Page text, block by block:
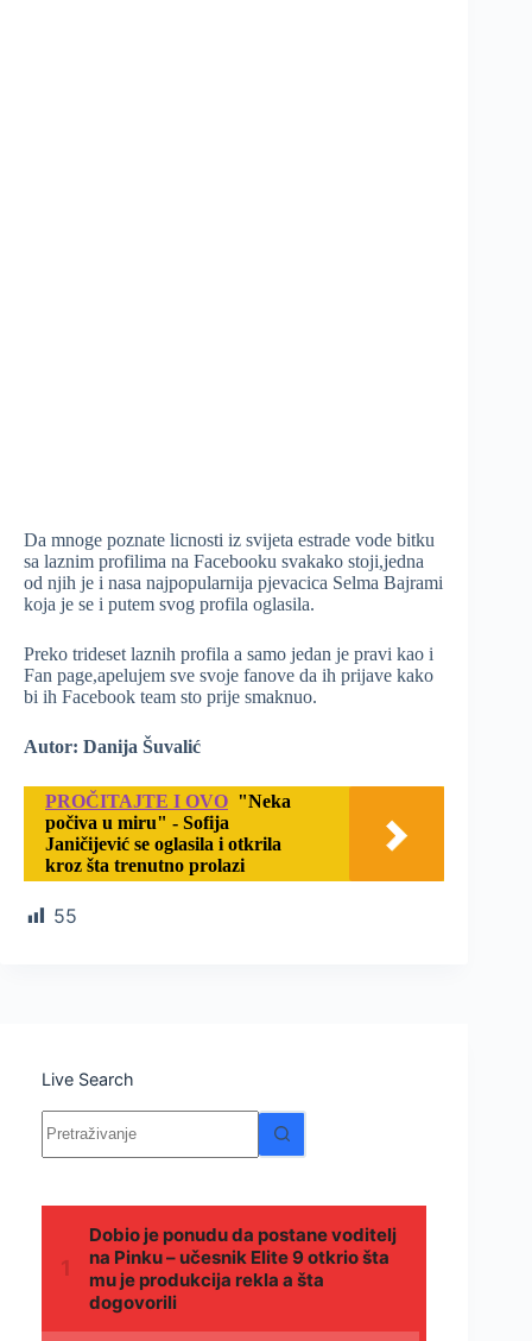
Da mnoge poznate licnosti iz svijeta estrade vode bitku
sa laznim profilima na Facebooku svakako stoji,jedna
od njih je i nasa najpopularnija pjevacica Selma Bajrami
koja je se i putem svog profila oglasila.
Preko trideset laznih profila a samo jedan je pravi kao i
Fan page,apelujem sve svoje fanove da ih prijave kako
bi ih Facebook team sto prije smaknuo.
Autor: Danija Šuvalić
PROČITAJTE I OVO "Neka
počiva u miru" - Sofija
Janičijević se oglasila i otkrila
kroz šta trenutno prolazi
55
Live Search
Nema
rezultata.